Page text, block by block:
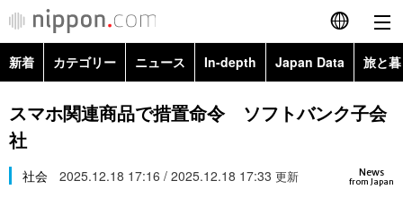
English
简体字
カテゴリー
新着 カテゴリー ニュース In-depth Japan Data 旅と
政治・外交
経済・ビジネス
Topics
スマホ関連商品で措置命令 ソフトバンク子会
社
News
from Japan
社会 2025.12.18 17:16 / 2025.12.18 17:33 更新